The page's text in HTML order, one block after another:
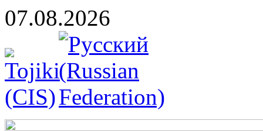
07.08.2026